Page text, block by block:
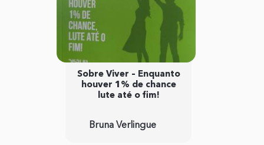
Sobre Viver – Enquanto
houver 1% de chance
lute até o fim!
Bruna Verlingue